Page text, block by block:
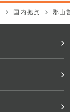
国内拠点 郡山